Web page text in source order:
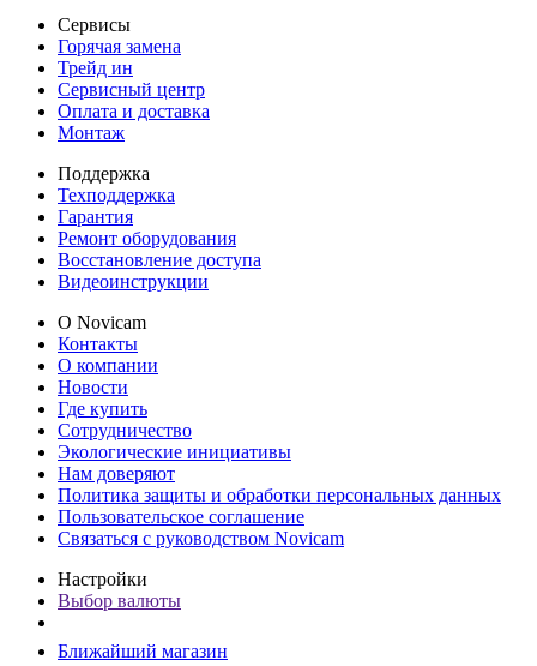
Сервисы
Горячая замена
Трейд ин
Сервисный центр
Оплата и доставка
Монтаж
Поддержка
Техподдержка
Гарантия
Ремонт оборудования
Восстановление доступа
Видеоинструкции
О Novicam
Контакты
О компании
Новости
Где купить
Сотрудничество
Экологические инициативы
Нам доверяют
Политика защиты и обработки персональных данных
Пользовательское соглашение
Связаться с руководством Novicam
Настройки
Выбор валюты
Ближайший магазин